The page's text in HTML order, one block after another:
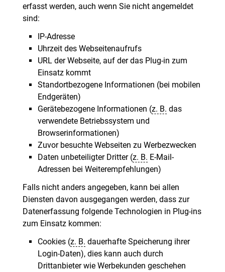
erfasst werden, auch wenn Sie nicht angemeldet
sind:
IP-Adresse
Uhrzeit des Webseitenaufrufs
URL der Webseite, auf der das Plug-in zum
Einsatz kommt
Standortbezogene Informationen (bei mobilen
Endgeräten)
Gerätebezogene Informationen (z. B. das
verwendete Betriebssystem und
Browserinformationen)
Zuvor besuchte Webseiten zu Werbezwecken
Daten unbeteiligter Dritter (z. B. E-Mail-
Adressen bei Weiterempfehlungen)
Falls nicht anders angegeben, kann bei allen
Diensten davon ausgegangen werden, dass zur
Datenerfassung folgende Technologien in Plug-ins
zum Einsatz kommen:
Cookies (z. B. dauerhafte Speicherung ihrer
Login-Daten), dies kann auch durch
Drittanbieter wie Werbekunden geschehen